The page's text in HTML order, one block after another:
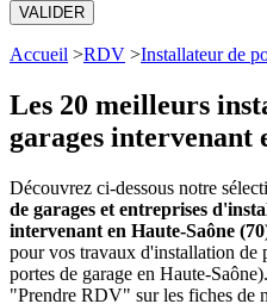
VALIDER
Accueil >RDV >Installateur de
Les 20 meilleurs
garages intervenant
Découvrez ci-dessous notre
de garages et entreprises
intervenant en Haute-Saône
pour vos travaux d'installation de
portes de garage en Haute-
"Prendre RDV" sur les fiches de